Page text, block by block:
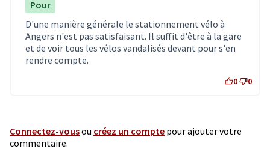
Pour
D'une manière générale le stationnement vélo à
Angers n'est pas satisfaisant. Il suffit d'être à la gare
et de voir tous les vélos vandalisés devant pour s'en
rendre compte.
0 0
Connectez-vousou créez un compte pour ajouter votre
commentaire.